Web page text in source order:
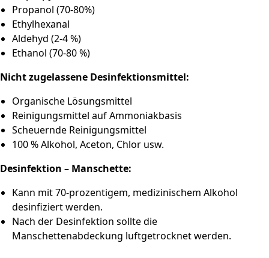
Propanol (70-80%)
Ethylhexanal
Aldehyd (2-4 %)
Ethanol (70-80 %)
Nicht zugelassene Desinfektionsmittel:
Organische Lösungsmittel
Reinigungsmittel auf Ammoniakbasis
Scheuernde Reinigungsmittel
100 % Alkohol, Aceton, Chlor usw.
Desinfektion – Manschette:
Kann mit 70-prozentigem, medizinischem Alkohol
desinfiziert werden.
Nach der Desinfektion sollte die
Manschettenabdeckung luftgetrocknet werden.